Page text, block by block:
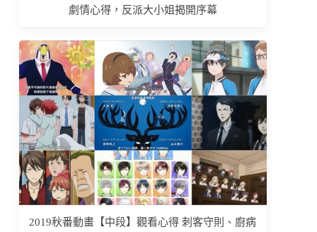
劇情心得，反派大小姐揭開序幕
2019秋番動畫【中段】觀看心得 刺客守則、廚病